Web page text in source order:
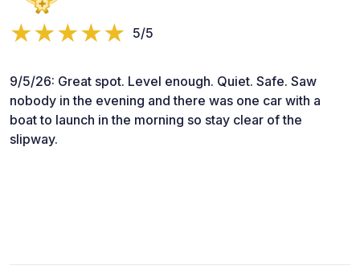
5/5
9/5/26: Great spot. Level enough. Quiet. Safe. Saw
nobody in the evening and there was one car with a
boat to launch in the morning so stay clear of the
slipway.